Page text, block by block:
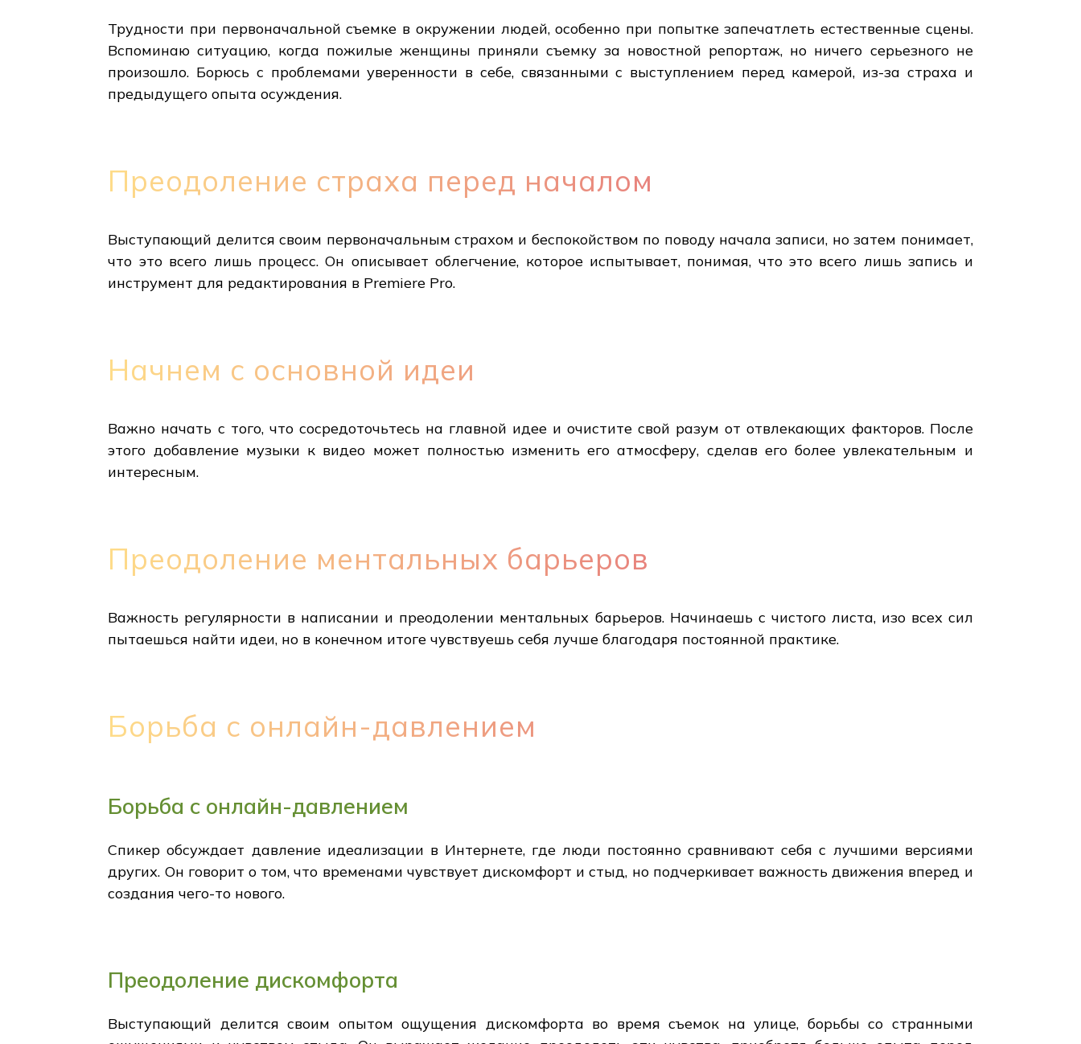
Трудности при первоначальной съемке в окружении людей, особенно при попытке запечатлеть естественные сцены.
Вспоминаю ситуацию, когда пожилые женщины приняли съемку за новостной репортаж, но ничего серьезного не
произошло. Борюсь с проблемами уверенности в себе, связанными с выступлением перед камерой, из-за страха и
предыдущего опыта осуждения.
Преодоление страха перед началом
Выступающий делится своим первоначальным страхом и беспокойством по поводу начала записи, но затем понимает,
что это всего лишь процесс. Он описывает облегчение, которое испытывает, понимая, что это всего лишь запись и
инструмент для редактирования в Premiere Pro.
Начнем с основной идеи
Важно начать с того, что сосредоточьтесь на главной идее и очистите свой разум от отвлекающих факторов. После
этого добавление музыки к видео может полностью изменить его атмосферу, сделав его более увлекательным и
интересным.
Преодоление ментальных барьеров
Важность регулярности в написании и преодолении ментальных барьеров. Начинаешь с чистого листа, изо всех сил
пытаешься найти идеи, но в конечном итоге чувствуешь себя лучше благодаря постоянной практике.
Борьба с онлайн-давлением
Борьба с онлайн-давлением
Спикер обсуждает давление идеализации в Интернете, где люди постоянно сравнивают себя с лучшими версиями
других. Он говорит о том, что временами чувствует дискомфорт и стыд, но подчеркивает важность движения вперед и
создания чего-то нового.
Преодоление дискомфорта
Выступающий делится своим опытом ощущения дискомфорта во время съемок на улице, борьбы со странными